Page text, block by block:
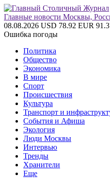
Главные новости Москвы,
08.08.2026 USD 78.92 EUR
Ошибка погоды
Политика
Общество
Экономика
В мире
Спорт
Происшествия
Культура
Транспорт и
События и Афиша
Экология
Люди Москвы
Интервью
Тренды
Хранители
Еще